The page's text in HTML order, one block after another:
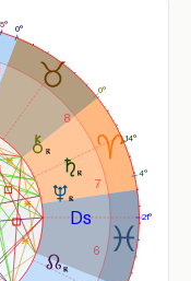
6
7
8
0°
14°
5°
4°
0°
21°